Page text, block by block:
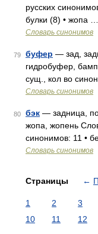
русских
булки (8) • жопа …
Словарь синонимов
79 буфер — зад,
гидробуфер,
сущ., кол во
Словарь синонимов
80 бэк — задница,
жопа, жопень
синонимов: 11 •
Словарь синонимов
Страницы ←
1 2 3
10
11 12